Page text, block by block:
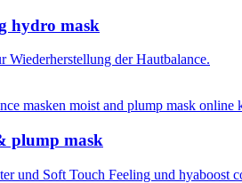
hydro mask
Wiederherstellung der Hautbalance.
plump mask
und Soft Touch Feeling und hyaboost